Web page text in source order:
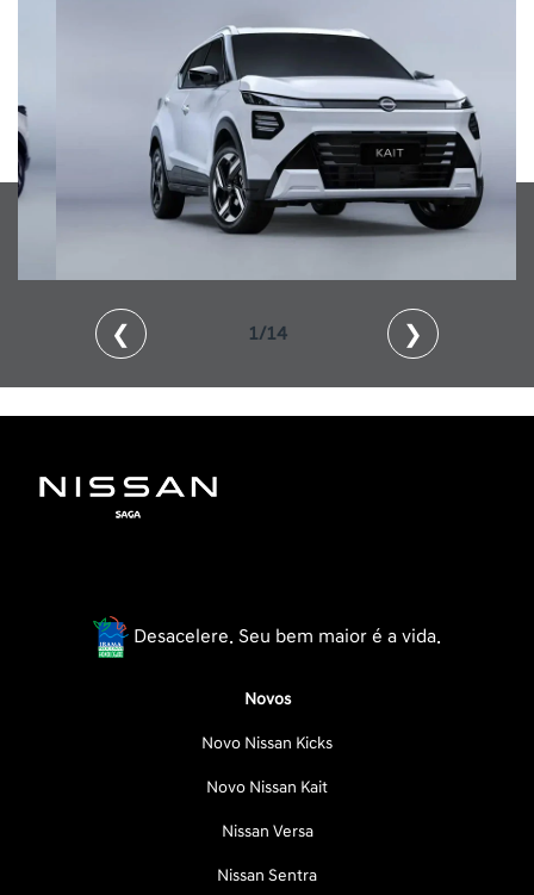
❮ 2/14 ❯
Desacelere. Seu bem maior é a vida.
Novos
Novo Nissan Kicks
Novo Nissan Kait
Nissan Versa
Nissan Sentra